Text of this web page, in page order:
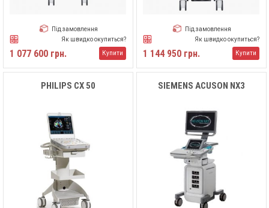
Під замовлення
Як швидко окупиться?
1 077 600 грн. Купити
Під замовлення
Як швидко окупиться?
1 144 950 грн. Купити
PHILIPS CX 50 SIEMENS ACUSON NX3